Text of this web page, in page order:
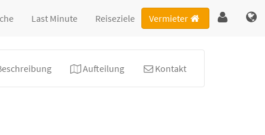
Vermieter
Last Minute Reiseziele
Aufteilung Kontakt